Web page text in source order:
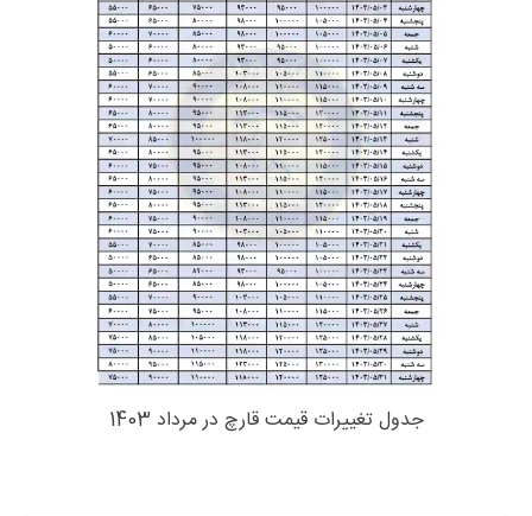
جدول تغییرات قیمت قارچ در مرداد 1403